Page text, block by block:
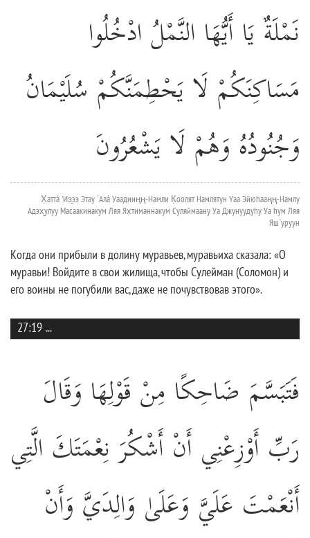
نَمْلَةٌ يَا أَيُّهَا النَّمْلُ ادْخُلُوا
مَسَاكِنَكُمْ لَا يَحْطِمَنَّكُمْ سُلَيْمَانُ
وَجُنُودُهُ وَهُمْ لَا يَشْعُرُونَ
Х̣аттá 'Из̱ээ Этау `Алá Уаадииңң-Намли К̣оолят Намлятун Yаа Эйюhааңң-Намлу
Адэх̮улуу Масаакинакум Ляя Ях̣тиманнакум Суляймаану Уа Джунуудуhу Уа hум Ляя
Яш`уруун
Когда они прибыли в долину муравьев, муравьиха сказала: «О
муравьи! Войдите в свои жилища, чтобы Сулейман (Соломон) и
его воины не погубили вас, даже не почувствовав этого».
27:19 ...
فَتَبَسَّمَ ضَاحِكًا مِنْ قَوْلِهَا وَقَالَ
رَبِّ أَوْزِعْنِي أَنْ أَشْكُرَ نِعْمَتَكَ الَّتِي
أَنْعَمْتَ عَلَيَّ وَعَلَىٰ وَالِدَيَّ وَأَنْ